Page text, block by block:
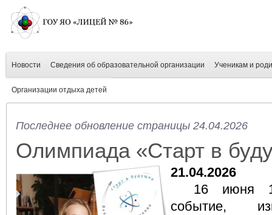
Новости Сведения об образовательной организации Ученикам и
Организации отдыха детей
Последнее обновление страницы 24.04.2026
Олимпиада «Старт в
21.04.2026
16 июня
событие,